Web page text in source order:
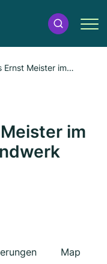
Ernst Meister im
im
Map